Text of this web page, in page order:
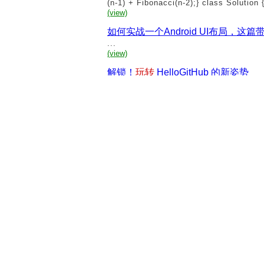
(n-1) + Fibonacci(n-2);} class Solution
(view)
如何实战一个Android UI布局，这篇
...
(view)
解锁！ 玩转 HelloGitHub 的新姿势